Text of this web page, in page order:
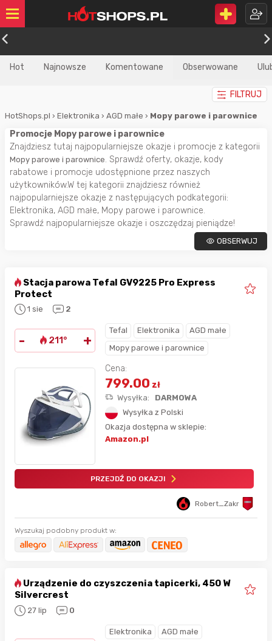
Hot Najnowsze Komentowane Obserwowane
FILTRUJ
HotShops.pl › Elektronika › AGD małe › Mopy parowe i parownice
Promocje Mopy parowe i parownice
Znajdziesz tutaj najpopularniejsze okazje i promocje z kategorii
Mopy parowe i parownice. Sprawdź oferty, okazje, kody
rabatowe i promocje udostępnione przez naszych
użytkowników.W tej kategorii znajdziesz również
najpopularniejsze okazje z następujących podkategorii:
Elektronika, AGD małe, Mopy parowe i parownice.
Sprawdź najpopularniejsze okazje i oszczędzaj pieniądze!
OBSERWUJ
Stacja parowa Tefal GV9225 Pro Express
Protect
1 sie 2
- 211° +
Tefal Elektronika
AGD małe
Mopy parowe i parownice
Cena:
799.00 zł
Wysyłka:
DARMOWA
Wysyłka z Polski
Okazja dostępna w sklepie:
Amazon.pl
PRZEJDŹ DO OKAZJI
Robert_Zakr
Wyszukaj podobny produkt w:
Urządzenie do czyszczenia tapicerki, 450 W
Silvercrest
27 lip 0
Elektronika
AGD małe